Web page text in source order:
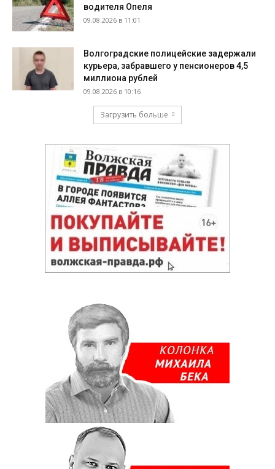
водителя Опеля
09.08.2026 в 11:01
Волгоградские полицейские задержали
курьера, забравшего у пенсионеров 4,5
миллиона рублей
09.08.2026 в 10:16
Загрузить больше